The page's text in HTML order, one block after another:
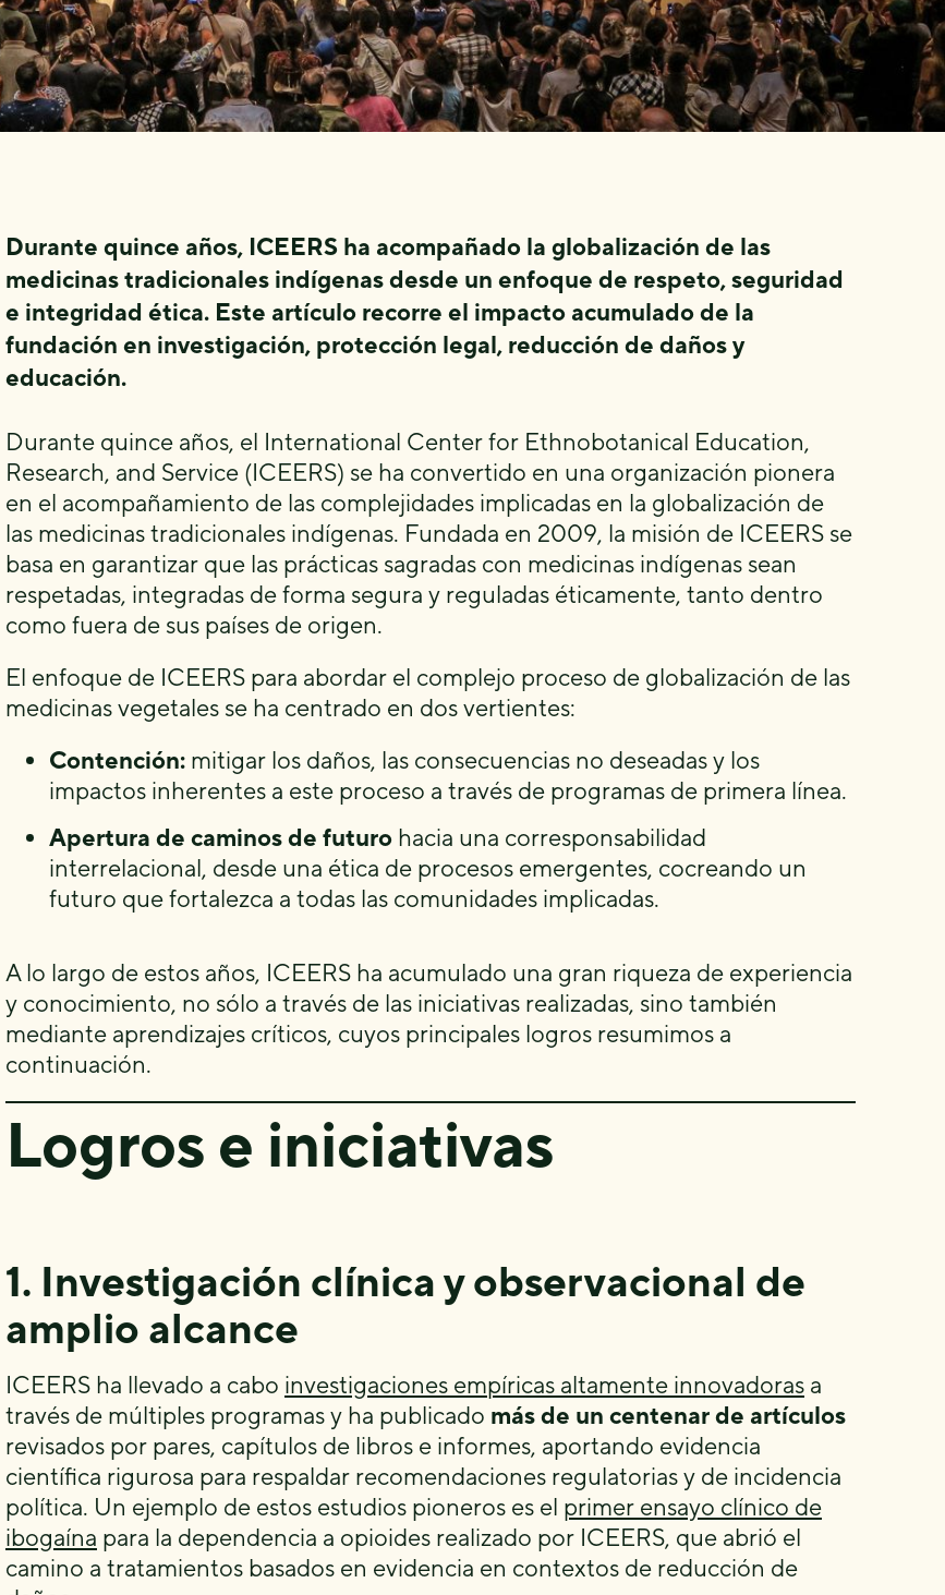
Durante quince años, ICEERS ha acompañado la globalización de las
medicinas tradicionales indígenas desde un enfoque de respeto, seguridad
e integridad ética. Este artículo recorre el impacto acumulado de la
fundación en investigación, protección legal, reducción de daños y
educación.
Durante quince años, el International Center for Ethnobotanical Education,
Research, and Service (ICEERS) se ha convertido en una organización pionera
en el acompañamiento de las complejidades implicadas en la globalización de
las medicinas tradicionales indígenas. Fundada en 2009, la misión de ICEERS se
basa en garantizar que las prácticas sagradas con medicinas indígenas sean
respetadas, integradas de forma segura y reguladas éticamente, tanto dentro
como fuera de sus países de origen.
El enfoque de ICEERS para abordar el complejo proceso de globalización de las
medicinas vegetales se ha centrado en dos vertientes:
Contención:mitigar los daños, las consecuencias no deseadas y los
impactos inherentes a este proceso a través de programas de primera línea.
Apertura de caminos de futurohacia una corresponsabilidad
interrelacional, desde una ética de procesos emergentes, cocreando un
futuro que fortalezca a todas las comunidades implicadas.
A lo largo de estos años, ICEERS ha acumulado una gran riqueza de experiencia
y conocimiento, no sólo a través de las iniciativas realizadas, sino también
mediante aprendizajes críticos, cuyos principales logros resumimos a
continuación.
Logros e iniciativas
1. Investigación clínica y observacional de
amplio alcance
ICEERS ha llevado a cabo investigaciones empíricas altamente innovadorasa
través de múltiples programas y ha publicado más de un centenar de artículos
revisados por pares, capítulos de libros e informes, aportando evidencia
científica rigurosa para respaldar recomendaciones regulatorias y de incidencia
política. Un ejemplo de estos estudios pioneros es el primer ensayo clínico de
ibogaína para la dependencia a opioides realizado por ICEERS, que abrió el
camino a tratamientos basados en evidencia en contextos de reducción de